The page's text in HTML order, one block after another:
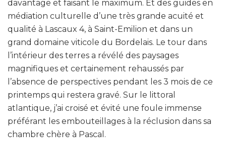
davantage et faisant le maximum. Et des guides en
médiation culturelle d’une très grande acuité et
qualité à Lascaux 4, à Saint-Emilion et dans un
grand domaine viticole du Bordelais. Le tour dans
l’intérieur des terres a révélé des paysages
magnifiques et certainement rehaussés par
l’absence de perspectives pendant les 3 mois de ce
printemps qui restera gravé. Sur le littoral
atlantique, j’ai croisé et évité une foule immense
préférant les embouteillages à la réclusion dans sa
chambre chère à Pascal.